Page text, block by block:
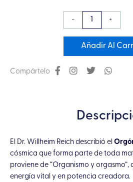
-
Metatrón
Chapa
Jaspe
y
Turmalina
Negra
+
Añadir Al
Compártelo
El Dr. Willheim Reich describió el
cósmica que forma parte de toda
proviene de “Organismo y
energía vital y en potencia creadora.